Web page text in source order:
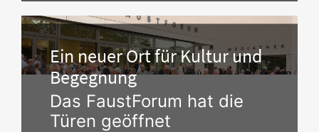
Ein neuer Ort für Kultur und
Begegnung
Das FaustForum hat die
Türen geöffnet